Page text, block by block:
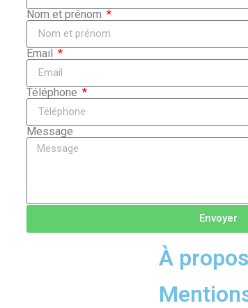
Nom et prénom
Email
Téléphone
Message
Envoyer
À propos